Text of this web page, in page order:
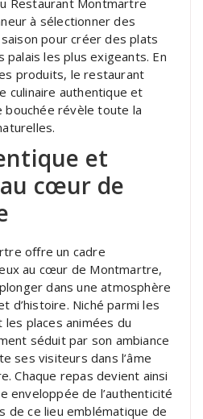
Restaurant Montmartre
à sélectionner des
pour créer des plats
palais les plus exigeants. En
produits, le restaurant
culinaire authentique et
bouchée révèle toute la
et
cœur de
offre un cadre
au cœur de Montmartre,
dans une atmosphère
d’histoire. Niché parmi les
places animées du
séduit par son ambiance
ses visiteurs dans l’âme
Chaque repas devient ainsi
enveloppée de l’authenticité
de ce lieu emblématique de